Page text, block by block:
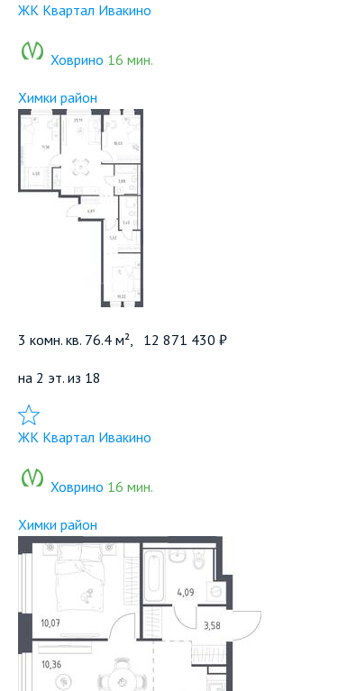
ЖК Квартал Ивакино
Ховрино 16 мин.
Химки район
3 комн. кв. 76.4 м², 12 871 430 ₽
на 2 эт. из 18
Добавить в избранное
ЖК Квартал Ивакино
Ховрино 16 мин.
Химки район